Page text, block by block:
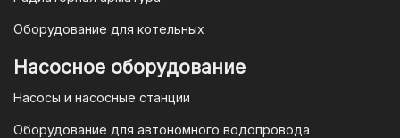
магазине "TIM-com Россия" Вы можете
быть уверены в том, что мы действуем
в рамках действующего
Законодательства Российской
Федерации и Ваши права, как
Оборудование для котельных
Насосное оборудование
Насосы и насосные станции
Оборудование для автономного водопровода